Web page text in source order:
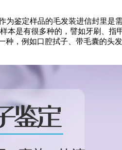
鉴定样品的毛发装进信封里是
是有很多种的，譬如牙刷、指
，例如口腔拭子、带毛囊的头